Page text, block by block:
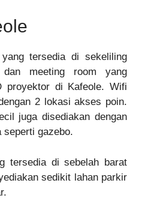
yang tersedia di sekeliling
meeting room yang
proyektor di Kafeole. Wifi
2 lokasi akses poin.
juga disediakan dengan
seperti gazebo.
tersedia di sebelah barat
sedikit lahan parkir